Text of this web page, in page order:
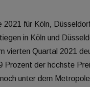
2021 für Köln,
in Köln und
vierten Quartal 2021
Prozent der höchste
unter dem